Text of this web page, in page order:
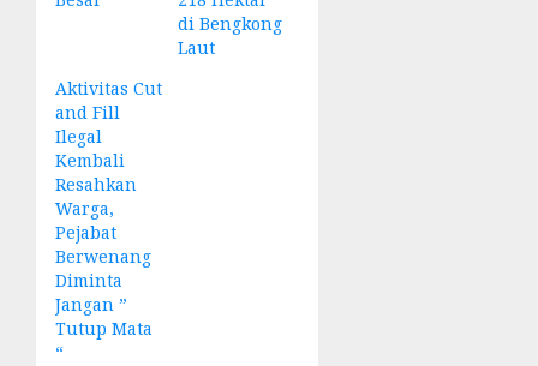
di Bengkong
Laut
Aktivitas Cut
and Fill
Ilegal
Kembali
Resahkan
Warga,
Pejabat
Berwenang
Diminta
Jangan ”
Tutup Mata
“